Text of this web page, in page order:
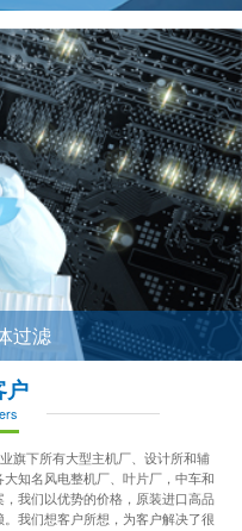
过滤
户
旗下所有大型主机厂、设计所和辅
知名风电整机厂、叶片厂，中车和
我们以优势的价格，原装进口高品
我们想客户所想，为客户解决了很